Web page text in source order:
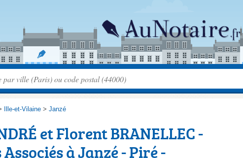
Ille-et-Vilaine > Janzé
et Florent BRANELLEC -
à Janzé - Piré -